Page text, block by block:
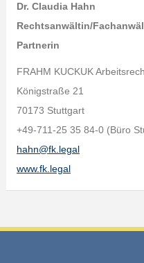
Dr. Claudia Hahn
Rechtsanwältin/
Partnerin
FRAHM KUCKUK
Königstraße 21
70173 Stuttgart
+49-711-25 35 84-0 (Büro
hahn@fk.legal
www.fk.legal